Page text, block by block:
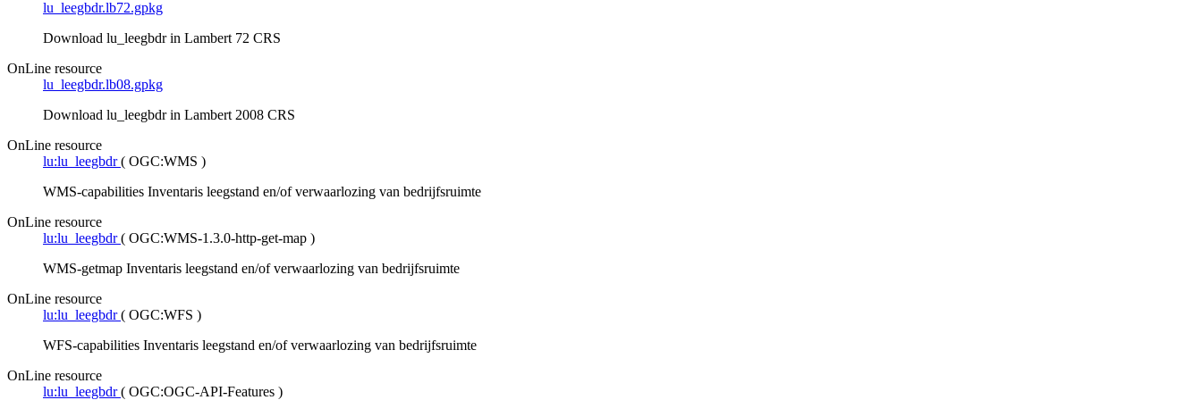
lu_leegbdr.lb72.gpkg
Download lu_leegbdr in Lambert 72 CRS
OnLine resource
lu_leegbdr.lb08.gpkg
Download lu_leegbdr in Lambert 2008 CRS
OnLine resource
lu:lu_leegbdr( OGC:WMS )
WMS-capabilities Inventaris leegstand en/of verwaarlozing van bedrijfsruimte
OnLine resource
lu:lu_leegbdr( OGC:WMS-1.3.0-http-get-map )
WMS-getmap Inventaris leegstand en/of verwaarlozing van bedrijfsruimte
OnLine resource
lu:lu_leegbdr( OGC:WFS )
WFS-capabilities Inventaris leegstand en/of verwaarlozing van bedrijfsruimte
OnLine resource
lu:lu_leegbdr( OGC:OGC-API-Features )